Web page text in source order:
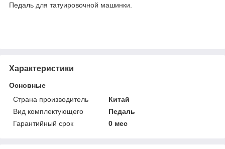
Педаль для татуировочной машинки.
Характеристики
Основные
Страна производитель
Китай
Вид комплектующего
Педаль
Гарантийный срок
0 мес